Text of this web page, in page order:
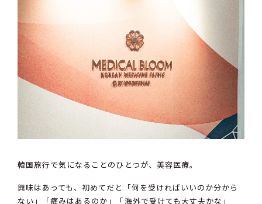
韓国旅行で気になることのひとつが、美容医療。
興味はあっても、初めてだと「何を受ければいいのか分から
ない」「痛みはあるのか」「海外で受けても大丈夫かな」